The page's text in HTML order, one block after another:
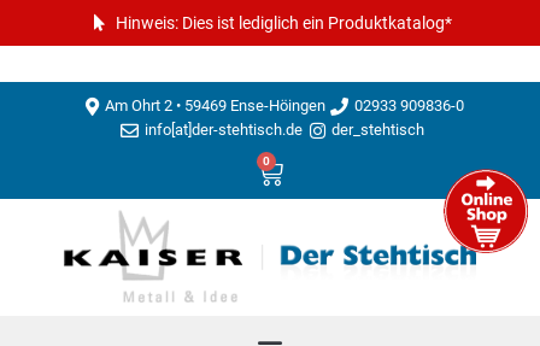
Hinweis: Dies ist lediglich ein Produktkatalog*
Am Ohrt 2 • 59469 Ense-Höingen
02933 909836-0
info[at]der-stehtisch.de
der_stehtisch
0